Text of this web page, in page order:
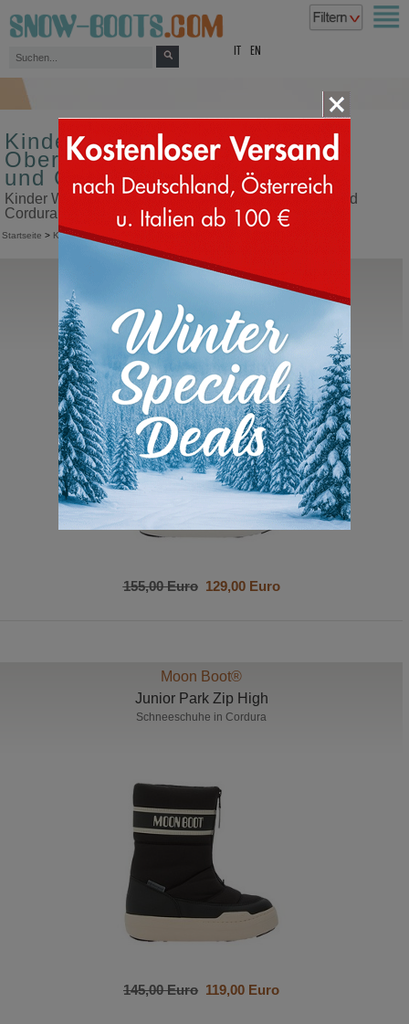
EN
Kinder Winterschuhe
Obermaterial aus Kunstleder
und Cordura
Kinder Winterschuhe Obermaterial aus Kunstleder und
Cordura in unserem Snow Boots Online Shop kaufen
Startseite > Kinder >Winterschuhe
Moon Boot®
Schneeschuhe in Cordura
155,00 Euro129,00 Euro
Moon Boot®
Junior Park Zip High
Schneeschuhe in Cordura
145,00 Euro 119,00 Euro